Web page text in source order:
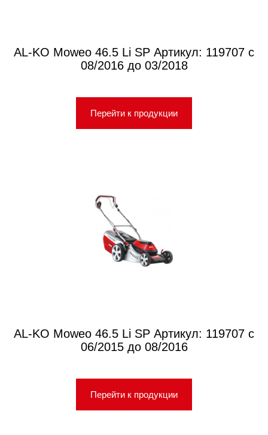
AL-KO Moweo 46.5 Li SP Артикул: 119707 с
08/2016 до 03/2018
Перейти к продукции
AL-KO Moweo 46.5 Li SP Артикул: 119707 с
06/2015 до 08/2016
Перейти к продукции